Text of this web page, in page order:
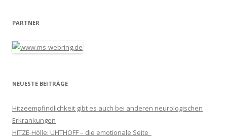
PARTNER
NEUESTE BEITRÄGE
Hitzeempfindlichkeit gibt es auch bei anderen neurologischen
Erkrankungen
HITZE-Hölle: UHTHOFF – die emotionale Seite